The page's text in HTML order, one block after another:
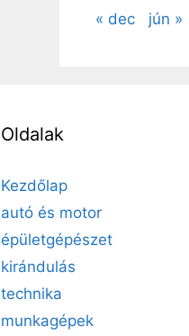
« dec jún »
Oldalak
Kezdőlap
autó és motor
épületgépészet
kirándulás
technika
munkagépek